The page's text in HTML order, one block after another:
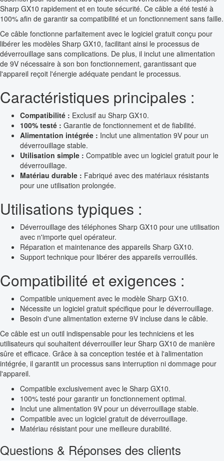
Sharp GX10 rapidement et en toute sécurité. Ce câble a été testé à
100% afin de garantir sa compatibilité et un fonctionnement sans faille.
Ce câble fonctionne parfaitement avec le logiciel gratuit conçu pour
libérer les modèles Sharp GX10, facilitant ainsi le processus de
déverrouillage sans complications. De plus, il inclut une alimentation
de 9V nécessaire à son bon fonctionnement, garantissant que
l'appareil reçoit l'énergie adéquate pendant le processus.
Caractéristiques principales :
Compatibilité : Exclusif au Sharp GX10.
100% testé : Garantie de fonctionnement et de fiabilité.
Alimentation intégrée : Inclut une alimentation 9V pour un
déverrouillage stable.
Utilisation simple : Compatible avec un logiciel gratuit pour le
déverrouillage.
Matériau durable : Fabriqué avec des matériaux résistants
pour une utilisation prolongée.
Utilisations typiques :
Déverrouillage des téléphones Sharp GX10 pour une utilisation
avec n'importe quel opérateur.
Réparation et maintenance des appareils Sharp GX10.
Support technique pour libérer des appareils verrouillés.
Compatibilité et exigences :
Compatible uniquement avec le modèle Sharp GX10.
Nécessite un logiciel gratuit spécifique pour le déverrouillage.
Besoin d'une alimentation externe 9V incluse dans le câble.
Ce câble est un outil indispensable pour les techniciens et les
utilisateurs qui souhaitent déverrouiller leur Sharp GX10 de manière
sûre et efficace. Grâce à sa conception testée et à l'alimentation
intégrée, il garantit un processus sans interruption ni dommage pour
l'appareil.
Compatible exclusivement avec le Sharp GX10.
100% testé pour garantir un fonctionnement optimal.
Inclut une alimentation 9V pour un déverrouillage stable.
Compatible avec un logiciel gratuit de déverrouillage.
Matériau résistant pour une meilleure durabilité.
Questions & Réponses des clients